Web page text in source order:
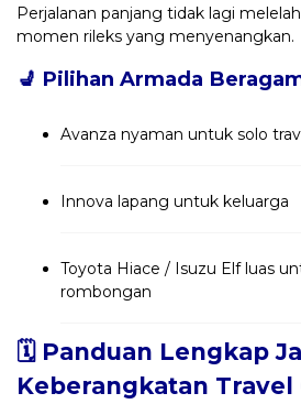
Perjalanan panjang tidak lagi
momen rileks yang menyenangkan.
💺 Pilihan Armada
Avanza nyaman untuk solo
Innova lapang untuk keluarga
Toyota Hiace / Isuzu Elf luas
rombongan
🗓️ Panduan Lengkap
Keberangkatan Travel